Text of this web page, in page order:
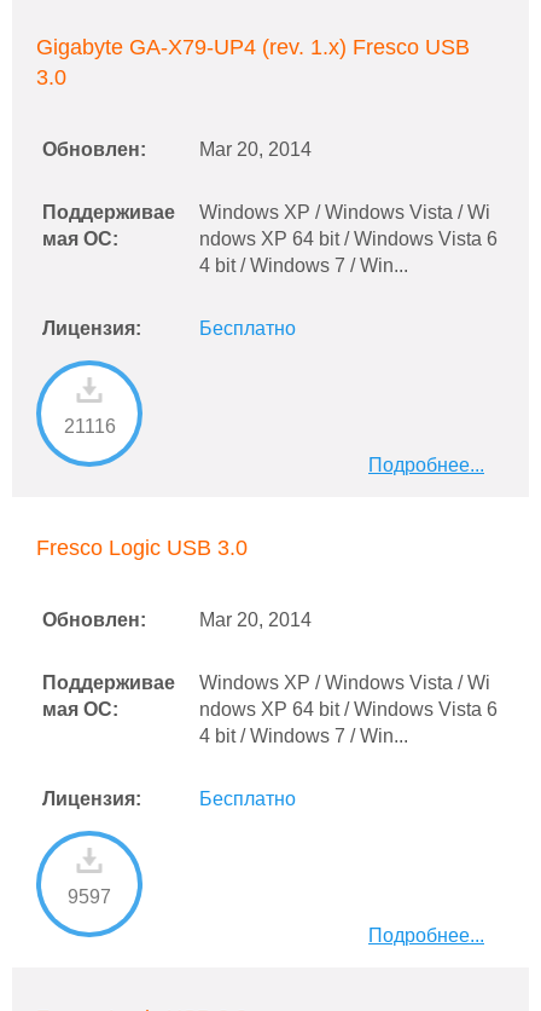
Gigabyte GA-X79-UP4 (rev. 1.x) Fresco USB
3.0
Обновлен: Mar 20, 2014
Поддерживае
мая ОС:
Windows XP / Windows Vista / Wi
ndows XP 64 bit / Windows Vista 6
4 bit / Windows 7 / Win...
Лицензия: Бесплатно
21116
Подробнее...
Fresco Logic USB 3.0
Обновлен: Mar 20, 2014
Поддерживае
мая ОС:
Windows XP / Windows Vista / Wi
ndows XP 64 bit / Windows Vista 6
4 bit / Windows 7 / Win...
Лицензия: Бесплатно
9597
Подробнее...